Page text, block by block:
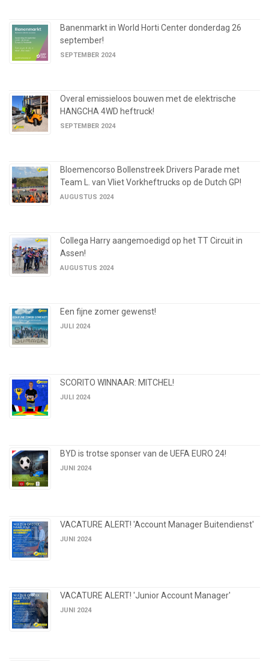
Banenmarkt in World Horti Center donderdag 26
september!
SEPTEMBER 2024
Overal emissieloos bouwen met de elektrische
HANGCHA 4WD heftruck!
SEPTEMBER 2024
Bloemencorso Bollenstreek Drivers Parade met
Team L. van Vliet Vorkheftrucks op de Dutch GP!
AUGUSTUS 2024
Collega Harry aangemoedigd op het TT Circuit in
Assen!
AUGUSTUS 2024
Een fijne zomer gewenst!
JULI 2024
SCORITO WINNAAR: MITCHEL!
JULI 2024
BYD is trotse sponser van de UEFA EURO 24!
JUNI 2024
VACATURE ALERT! 'Account Manager Buitendienst'
JUNI 2024
VACATURE ALERT! 'Junior Account Manager'
JUNI 2024